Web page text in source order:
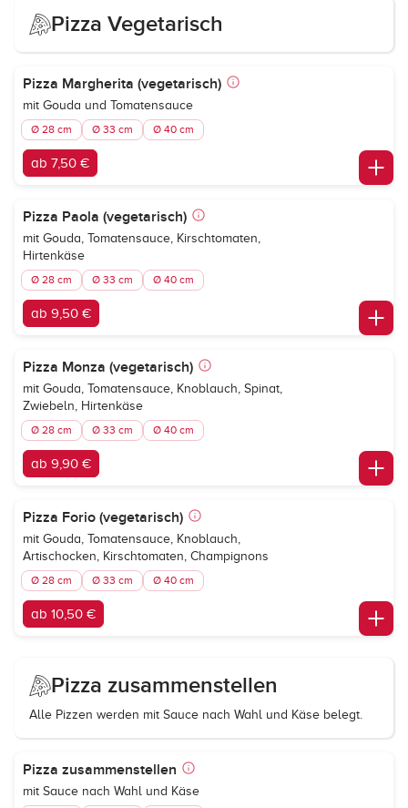
Pizza Vegetarisch
Pizza Margherita (vegetarisch)
mit Gouda und Tomatensauce
Ø 28 cm Ø 33 cm Ø 40 cm
ab 7,50 €
Pizza Paola (vegetarisch)
mit Gouda, Tomatensauce, Kirschtomaten,
Hirtenkäse
Ø 28 cm Ø 33 cm Ø 40 cm
ab 9,50 €
Pizza Monza (vegetarisch)
mit Gouda, Tomatensauce, Knoblauch, Spinat,
Zwiebeln, Hirtenkäse
Ø 28 cm Ø 33 cm Ø 40 cm
ab 9,90 €
Pizza Forio (vegetarisch)
mit Gouda, Tomatensauce, Knoblauch,
Artischocken, Kirschtomaten, Champignons
Ø 28 cm Ø 33 cm Ø 40 cm
ab 10,50 €
Pizza zusammenstellen
Alle Pizzen werden mit Sauce nach Wahl und Käse belegt.
Pizza zusammenstellen
mit Sauce nach Wahl und Käse